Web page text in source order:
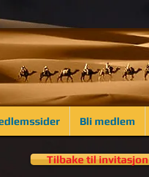
Bli medlem
Tilbake til invitasjon